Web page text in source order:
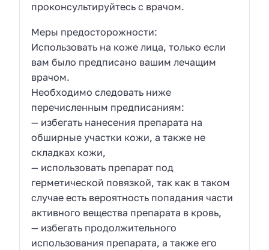
проконсультируйтесь с врачом.
Меры предосторожности:
Использовать на коже лица, только если
вам было предписано вашим лечащим
врачом.
Необходимо следовать ниже
перечисленным предписаниям:
— избегать нанесения препарата на
обширные участки кожи, а также не
складках кожи,
— использовать препарат под
герметической повязкой, так как в таком
случае есть вероятность попадания части
активного вещества препарата в кровь,
— избегать продолжительного
использования препарата, а также его